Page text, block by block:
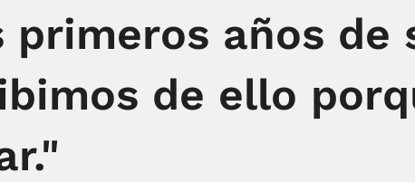
primeros años de
de ello